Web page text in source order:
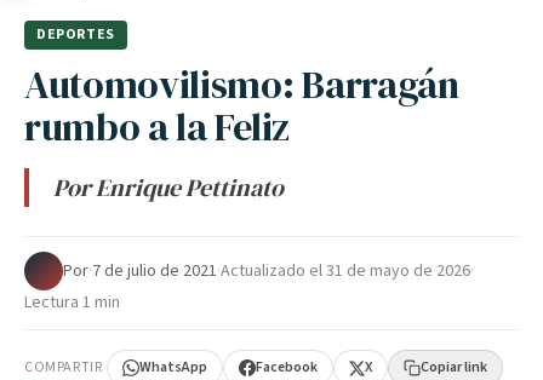
DEPORTES
Automovilismo: Barragán
rumbo a la Feliz
Por Enrique Pettinato
Por·7 de julio de 2021·Actualizado el31 de mayo de 2026·
Lectura 1 min
COMPARTIR WhatsApp Facebook X Copiar link